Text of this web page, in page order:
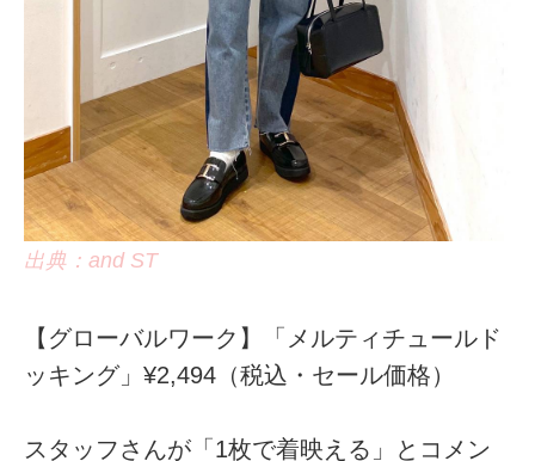
出典：and ST
【グローバルワーク】「メルティチュールド
ッキング」¥2,494（税込・セール価格）
スタッフさんが「1枚で着映える」とコメン